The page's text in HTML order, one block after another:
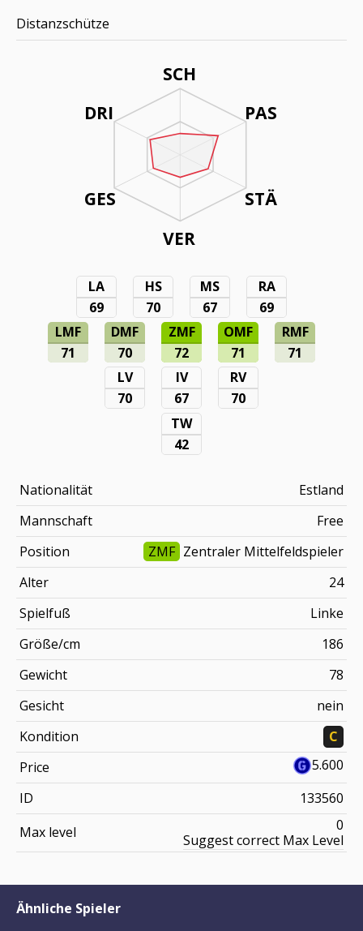
SCH
PAS
STÄ
VER
DRI
GES
LA
69
HS
70
MS
67
RA
69
LMF
71
DMF
70
ZMF
72
OMF
71
RMF
71
LV
70
IV
67
RV
70
TW
42
Nationalität
Estland
Mannschaft
Free
Position
ZMF Zentraler Mittelfeldspieler
Alter
24
Spielfuß
Linke
Größe/cm
186
Gewicht
78
Gesicht
nein
Kondition
C
Price
5.600
ID
133560
Max level
0
Suggest correct Max Level
Distanzschütze
Ähnliche Spieler